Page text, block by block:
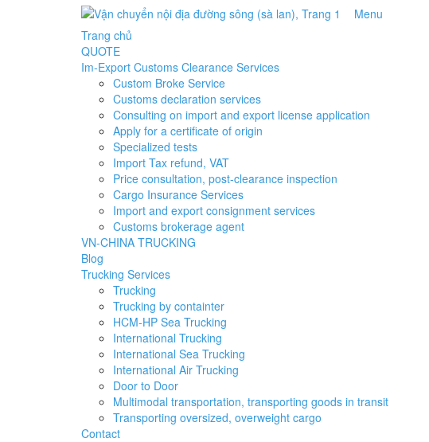
Menu
Trang chủ
QUOTE
Im-Export Customs Clearance Services
Custom Broke Service
Customs declaration services
Consulting on import and export license application
Apply for a certificate of origin
Specialized tests
Import Tax refund, VAT
Price consultation, post-clearance inspection
Cargo Insurance Services
Import and export consignment services
Customs brokerage agent
VN-CHINA TRUCKING
Blog
Trucking Services
Trucking
Trucking by containter
HCM-HP Sea Trucking
International Trucking
International Sea Trucking
International Air Trucking
Door to Door
Multimodal transportation, transporting goods in transit
Transporting oversized, overweight cargo
Contact